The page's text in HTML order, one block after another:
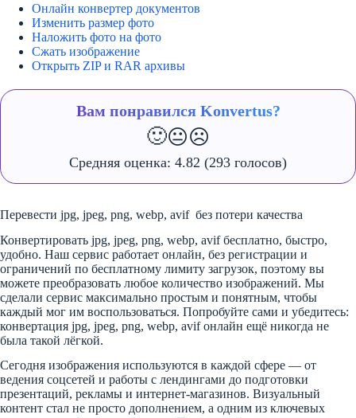
Онлайн конвертер документов
Изменить размер фото
Наложить фото на фото
Сжать изображение
Открыть ZIP и RAR архивы
Вам понравился Konvertus?
🙂😐☹️
Средняя оценка: 4.82 (293 голосов)
Перевести jpg, jpeg, png, webp, avif без потери качества
Конвертировать jpg, jpeg, png, webp, avif бесплатно, быстро,
удобно. Наш сервис работает онлайн, без регистрации и
ограничений по бесплатному лимиту загрузок, поэтому вы
можете преобразовать любое количество изображений. Мы
сделали сервис максимально простым и понятным, чтобы
каждый мог им воспользоваться. Попробуйте сами и убедитесь:
конвертация jpg, jpeg, png, webp, avif онлайн ещё никогда не
была такой лёгкой.
Сегодня изображения используются в каждой сфере — от
ведения соцсетей и работы с лендингами до подготовки
презентаций, рекламы и интернет-магазинов. Визуальный
контент стал не просто дополнением, а одним из ключевых